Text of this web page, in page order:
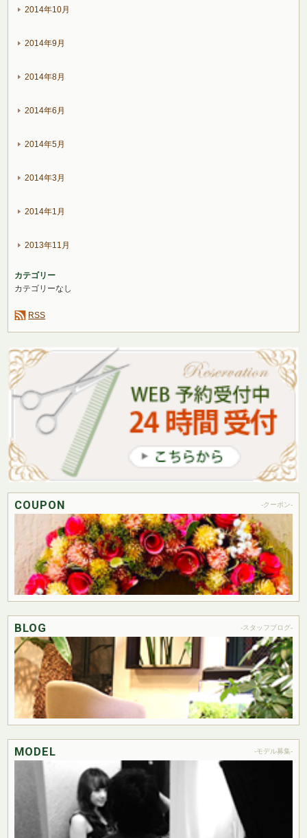
2014年10月
2014年9月
2014年8月
2014年6月
2014年5月
2014年3月
2014年1月
2013年11月
カテゴリー
カテゴリーなし
RSS
COUPON -クーポン-
BLOG -スタッフブログ-
MODEL -モデル募集-